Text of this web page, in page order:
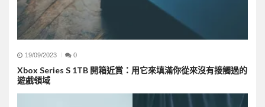
19/09/2023 0
Xbox Series S 1TB 開箱近賞：用它來填滿你從來沒有接觸過的
遊戲領域